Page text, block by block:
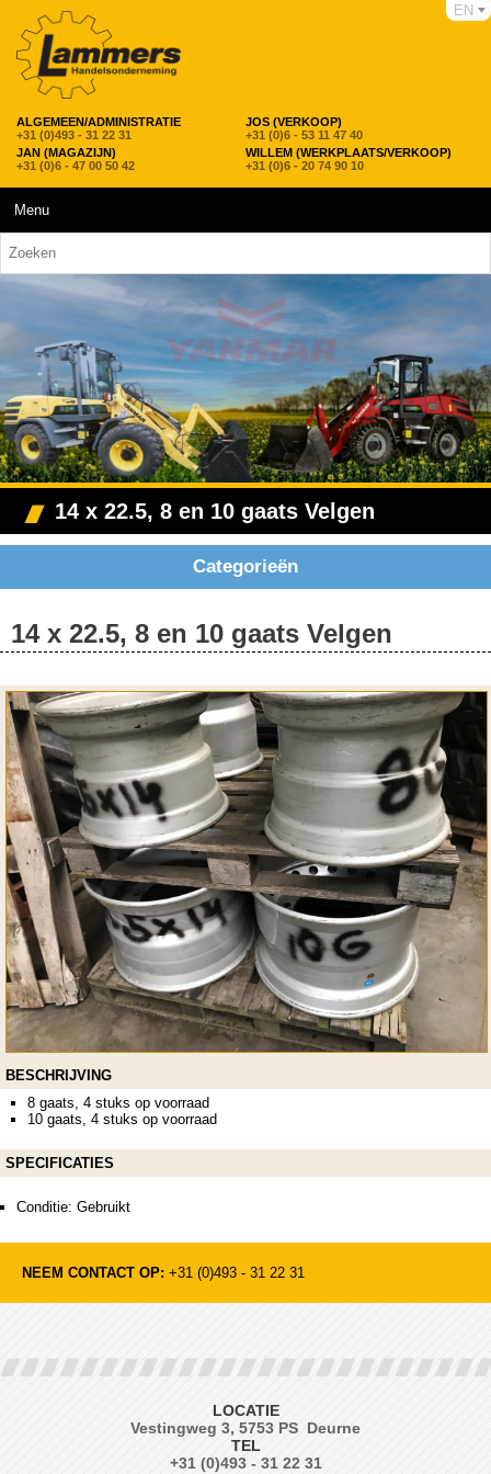
ALGEMEEN/ADMINISTRATIE
+31 (0)493 - 31 22 31
JOS (VERKOOP)
+31 (0)6 - 53 11 47 40
JAN (MAGAZIJN)
+31 (0)6 - 47 00 50 42
WILLEM (WERKPLAATS/VERKOOP)
+31 (0)6 - 20 74 90 10
EN
Menu
14 x 22.5, 8 en 10 gaats Velgen
Categorieën
14 x 22.5, 8 en 10 gaats Velgen
BESCHRIJVING
8 gaats, 4 stuks op voorraad
10 gaats, 4 stuks op voorraad
SPECIFICATIES
Conditie: Gebruikt
NEEM CONTACT OP: +31 (0)493 - 31 22 31
LOCATIE
Vestingweg 3, 5753 PS Deurne
TEL
+31 (0)493 - 31 22 31